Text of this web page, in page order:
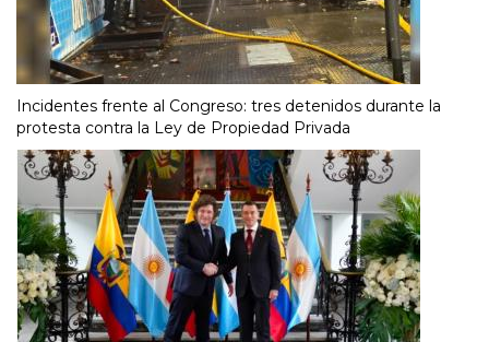
Incidentes frente al Congreso: tres detenidos durante la
protesta contra la Ley de Propiedad Privada